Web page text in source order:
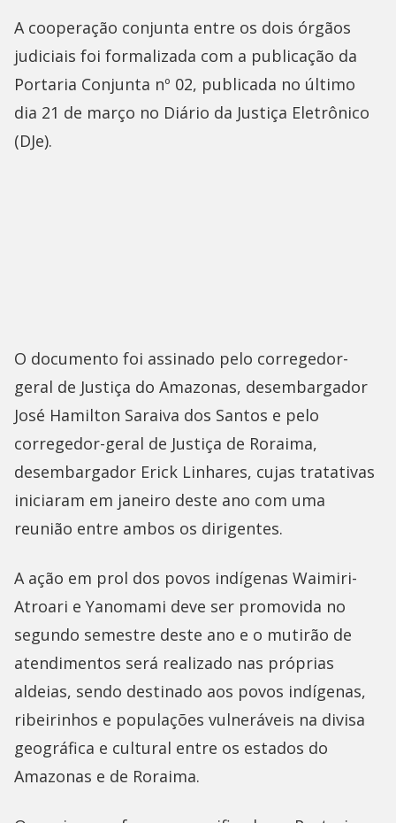
A cooperação conjunta entre os dois órgãos
judiciais foi formalizada com a publicação da
Portaria Conjunta nº 02, publicada no último
dia 21 de março no Diário da Justiça Eletrônico
(DJe).
O documento foi assinado pelo corregedor-
geral de Justiça do Amazonas, desembargador
José Hamilton Saraiva dos Santos e pelo
corregedor-geral de Justiça de Roraima,
desembargador Erick Linhares, cujas tratativas
iniciaram em janeiro deste ano com uma
reunião entre ambos os dirigentes.
A ação em prol dos povos indígenas Waimiri-
Atroari e Yanomami deve ser promovida no
segundo semestre deste ano e o mutirão de
atendimentos será realizado nas próprias
aldeias, sendo destinado aos povos indígenas,
ribeirinhos e populações vulneráveis na divisa
geográfica e cultural entre os estados do
Amazonas e de Roraima.